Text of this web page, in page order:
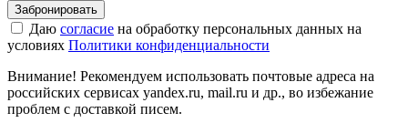
Даю согласие на обработку персональных данных на
условиях Политики конфиденциальности
Внимание! Рекомендуем использовать почтовые адреса на
российских сервисах yandex.ru, mail.ru и др., во избежание
проблем с доставкой писем.